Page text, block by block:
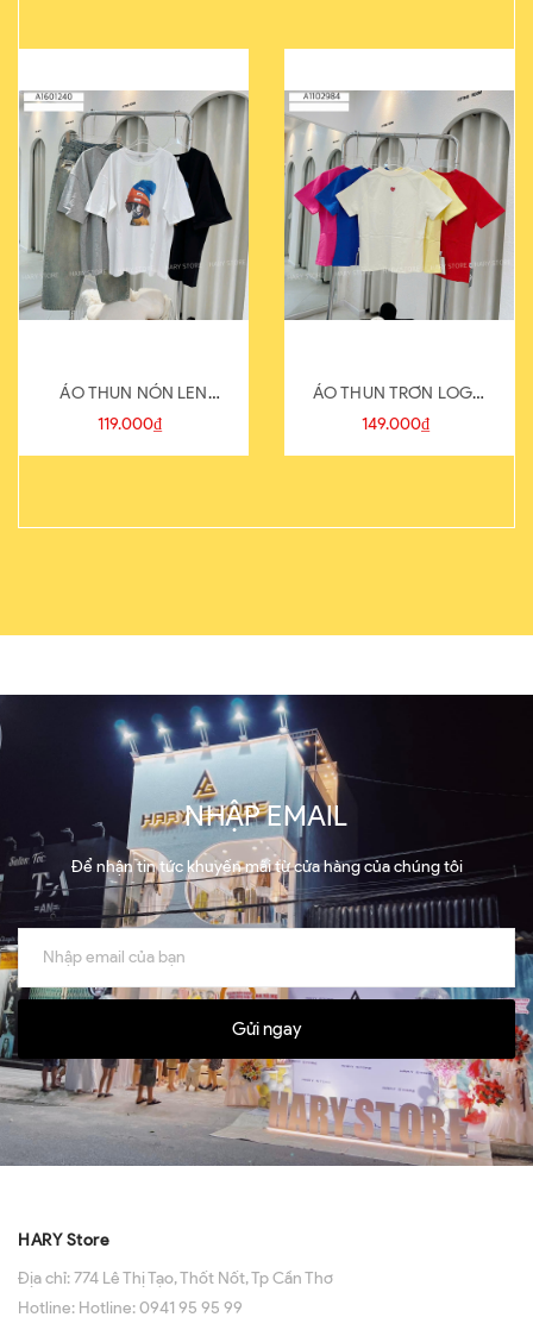
ÁO THUN NÓN LEN
821-1
119.000₫
ÁO THUN TRƠN LOGO
SAU
149.000₫
NHẬP EMAIL
Để nhận tin tức khuyến mãi từ cửa hàng của chúng tôi
Gửi ngay
HARY Store
Địa chỉ:774 Lê Thị Tạo, Thốt Nốt, Tp Cần Thơ
Hotline: Hotline: 0941 95 95 99